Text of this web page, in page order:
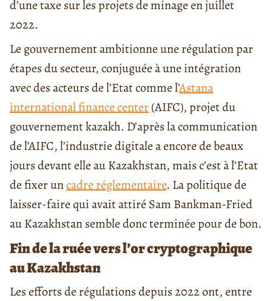
d’une taxe sur les projets de minage en juillet
2022.
Le gouvernement ambitionne une régulation par
étapes du secteur, conjuguée à une intégration
avec des acteurs de l’Etat comme l’Astana
international finance center(AIFC), projet du
gouvernement kazakh. D’après la communication
de l’AIFC, l’industrie digitale a encore de beaux
jours devant elle au Kazakhstan, mais c’est à l’Etat
de fixer uncadre réglementaire. La politique de
laisser-faire qui avait attiré Sam Bankman-Fried
au Kazakhstan semble donc terminée pour de bon.
Fin de la ruée vers l’or cryptographique
au Kazakhstan
Les efforts de régulations depuis 2022 ont, entre